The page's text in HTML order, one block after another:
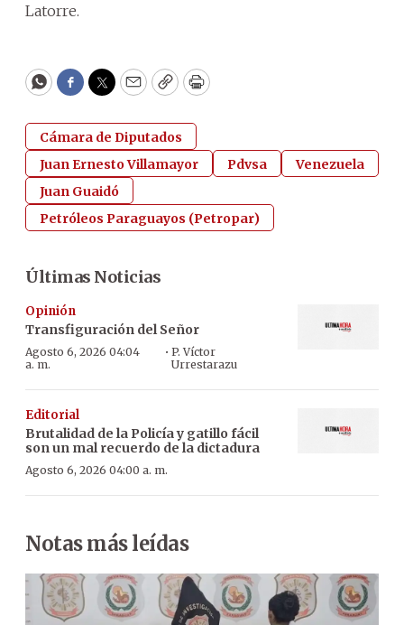
Latorre.
WhatsApp
Facebook
Twitter
EmailCopyPrint
Cámara de Diputados
Juan Ernesto Villamayor
Pdvsa
Venezuela
Juan Guaidó
Petróleos Paraguayos (Petropar)
Últimas Noticias
Opinión
Transfiguración del Señor
Agosto 6, 2026 04:04
a. m.
· P. Víctor
Urrestarazu
Editorial
Brutalidad de la Policía y gatillo fácil
son un mal recuerdo de la dictadura
Agosto 6, 2026 04:00 a. m.
Notas más leídas